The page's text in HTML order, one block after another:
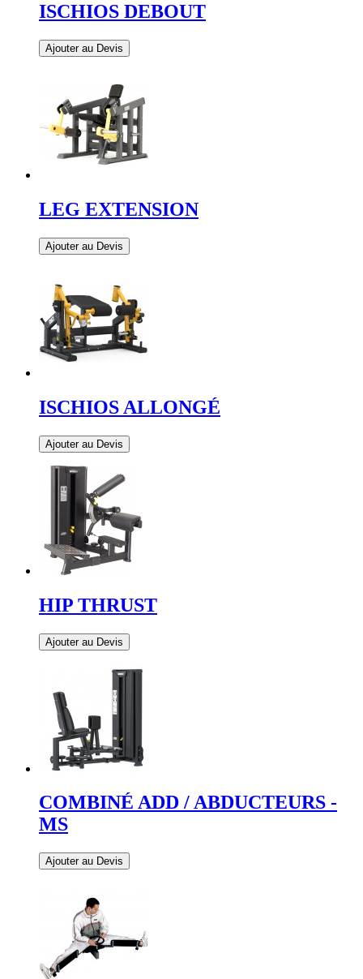
ISCHIOS DEBOUT
Ajouter au Devis
LEG EXTENSION
Ajouter au Devis
ISCHIOS ALLONGÉ
Ajouter au Devis
HIP THRUST
Ajouter au Devis
COMBINÉ ADD / ABDUCTEURS -
MS
Ajouter au Devis